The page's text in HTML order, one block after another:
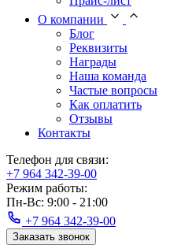
О компании
Блог
Реквизиты
Награды
Наша команда
Частые вопросы
Как оплатить
Отзывы
Контакты
Телефон для связи:
+7 964 342-39-00
Режим работы:
Пн-Вс: 9:00 - 21:00
+7 964 342-39-00
Заказать звонок